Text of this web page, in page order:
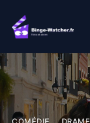
contenu